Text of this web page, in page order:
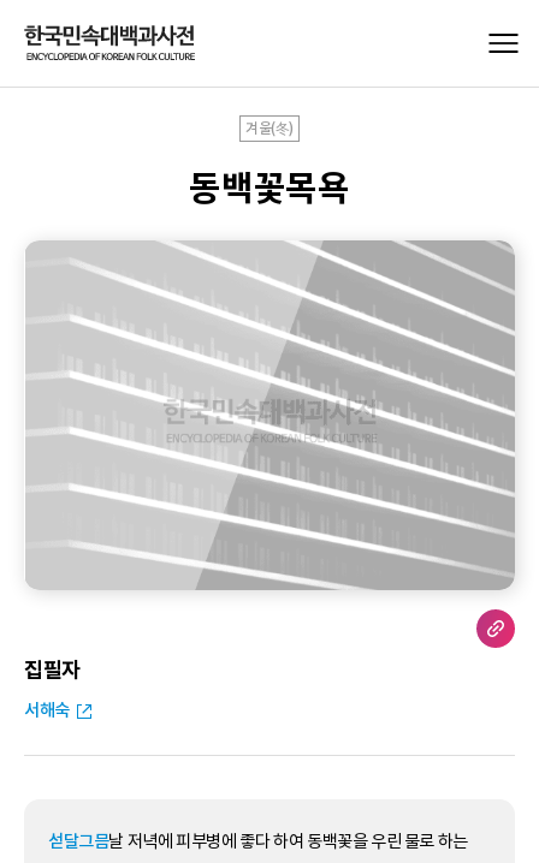
겨울(冬)
동백꽃목욕
집필자
서해숙
섣달그믐날 저녁에 피부병에 좋다 하여 동백꽃을 우린 물로 하는